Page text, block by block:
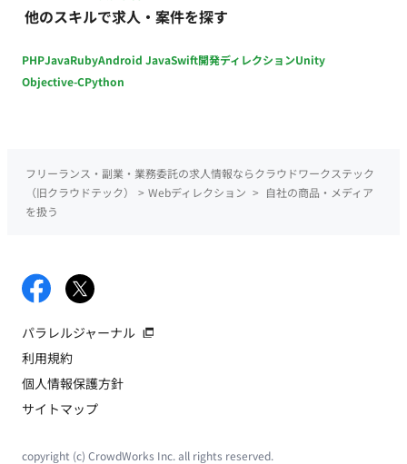
他のスキルで求人・案件を探す
PHPJavaRubyAndroid JavaSwift開発ディレクションUnity
Objective-CPython
フリーランス・副業・業務委託の求人情報ならクラウドワークステック
（旧クラウドテック）
> Webディレクション > 自社の商品・メディア
を扱う
パラレルジャーナル
利用規約
個人情報保護方針
サイトマップ
copyright (c) CrowdWorks Inc. all rights reserved.